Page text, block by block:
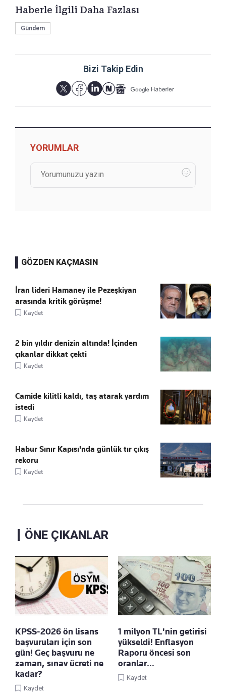
Haberle İlgili Daha Fazlası
Gündem
Bizi Takip Edin
YORUMLAR
GÖZDEN KAÇMASIN
İran lideri Hamaney ile Pezeşkiyan
arasında kritik görüşme!
Kaydet
2 bin yıldır denizin altında! İçinden
çıkanlar dikkat çekti
Kaydet
Camide kilitli kaldı, taş atarak yardım
istedi
Kaydet
Habur Sınır Kapısı'nda günlük tır çıkış
rekoru
Kaydet
ÖNE ÇIKANLAR
KPSS-2026 ön lisans
başvuruları için son
gün! Geç başvuru ne
zaman, sınav ücreti ne
kadar?
Kaydet
1 milyon TL'nin getirisi
yükseldi! Enflasyon
Raporu öncesi son
oranlar…
Kaydet